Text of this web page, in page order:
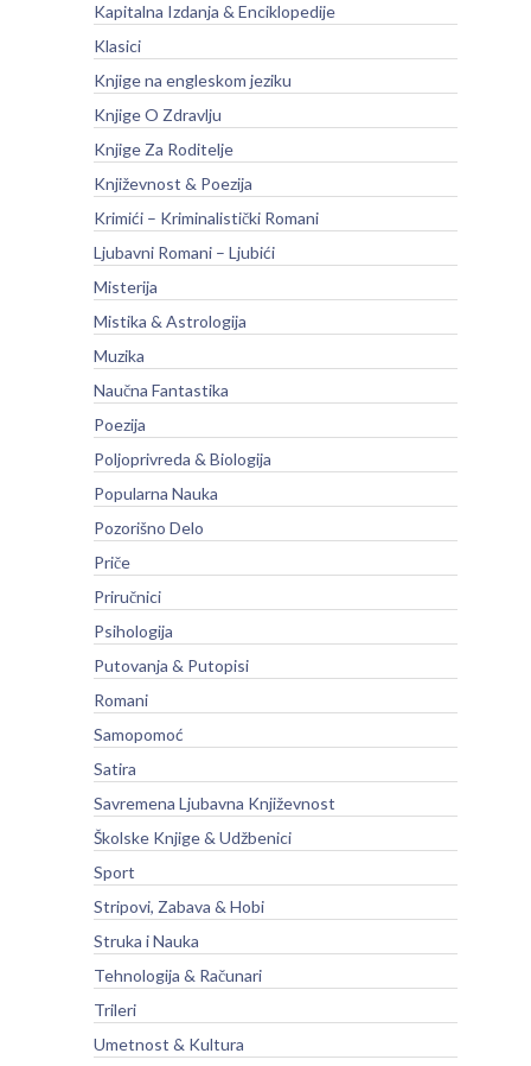
Kapitalna Izdanja & Enciklopedije
Klasici
Knjige na engleskom jeziku
Knjige O Zdravlju
Knjige Za Roditelje
Književnost & Poezija
Krimići – Kriminalistički Romani
Ljubavni Romani – Ljubići
Misterija
Mistika & Astrologija
Muzika
Naučna Fantastika
Poezija
Poljoprivreda & Biologija
Popularna Nauka
Pozorišno Delo
Priče
Priručnici
Psihologija
Putovanja & Putopisi
Romani
Samopomoć
Satira
Savremena Ljubavna Književnost
Školske Knjige & Udžbenici
Sport
Stripovi, Zabava & Hobi
Struka i Nauka
Tehnologija & Računari
Trileri
Umetnost & Kultura